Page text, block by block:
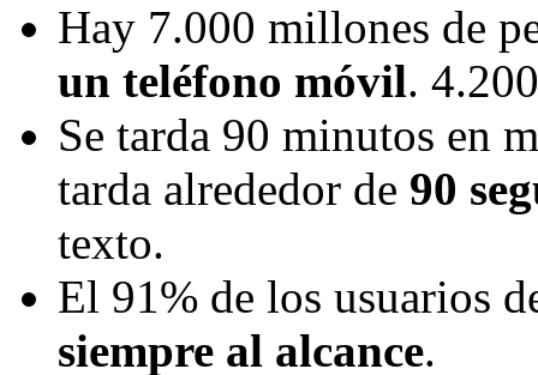
Hay 7.000 millones de
un teléfono móvil.
Se tarda 90 minutos en
tarda alrededor de 90
texto.
El 91% de los usuarios
siempre al alcance.